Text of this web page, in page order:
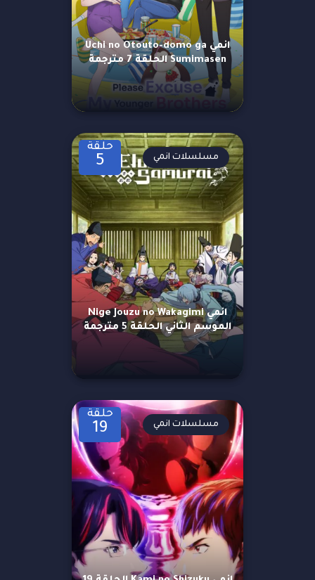
انمي Uchi no Otouto-domo ga
Sumimasen الحلقة 7 مترجمة
حلقة
5
انمي Nige Jouzu no Wakagimi
الموسم الثاني الحلقة 5 مترجمة
مسلسلات انمي
حلقة
19 مسلسلات انمي